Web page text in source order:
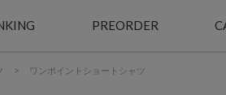
PREORDER
> ワンポイントショートシャツ